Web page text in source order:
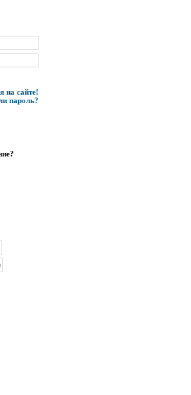
на сайте!
пароль?